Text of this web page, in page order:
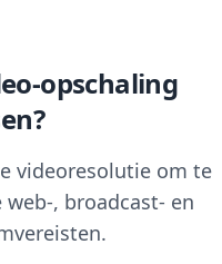
opschaling
videoresolutie om te
, broadcast- en